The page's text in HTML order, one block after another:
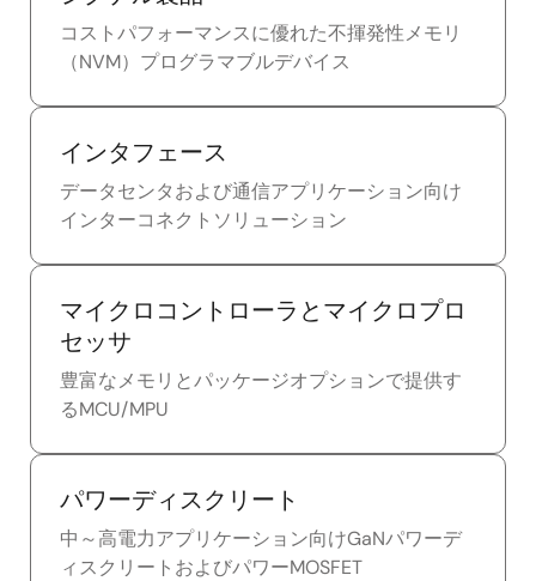
コストパフォーマンスに優れた不揮発性メモリ
（NVM）プログラマブルデバイス
インタフェース
データセンタおよび通信アプリケーション向け
インターコネクトソリューション
マイクロコントローラとマイクロプロ
セッサ
豊富なメモリとパッケージオプションで提供す
るMCU/MPU
パワーディスクリート
中～高電力アプリケーション向けGaNパワーデ
ィスクリートおよびパワーMOSFET